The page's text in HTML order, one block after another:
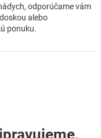
odporúčame vám
alebo
ponuku.